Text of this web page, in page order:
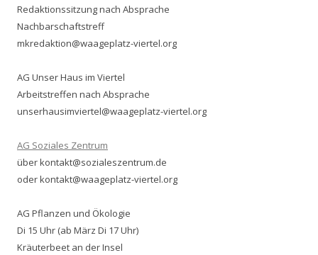
Redaktionssitzung nach Absprache
Nachbarschaftstreff
mkredaktion@waageplatz-viertel.org
AG Unser Haus im Viertel
Arbeitstreffen nach Absprache
unserhausimviertel@waageplatz-viertel.org
AG Soziales Zentrum
über kontakt@sozialeszentrum.de
oder kontakt@waageplatz-viertel.org
AG Pflanzen und Ökologie
Di 15 Uhr (ab März Di 17 Uhr)
Kräuterbeet an der Insel